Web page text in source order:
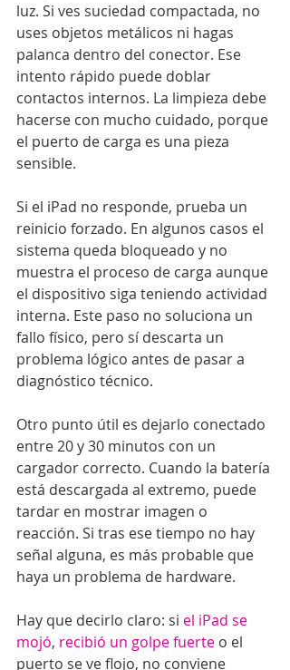
luz. Si ves suciedad compactada, no
uses objetos metálicos ni hagas
palanca dentro del conector. Ese
intento rápido puede doblar
contactos internos. La limpieza debe
hacerse con mucho cuidado, porque
el puerto de carga es una pieza
sensible.
Si el iPad no responde, prueba un
reinicio forzado. En algunos casos el
sistema queda bloqueado y no
muestra el proceso de carga aunque
el dispositivo siga teniendo actividad
interna. Este paso no soluciona un
fallo físico, pero sí descarta un
problema lógico antes de pasar a
diagnóstico técnico.
Otro punto útil es dejarlo conectado
entre 20 y 30 minutos con un
cargador correcto. Cuando la batería
está descargada al extremo, puede
tardar en mostrar imagen o
reacción. Si tras ese tiempo no hay
señal alguna, es más probable que
haya un problema de hardware.
Hay que decirlo claro: si el iPad se
mojó, recibió un golpe fuerte o el
puerto se ve flojo, no conviene